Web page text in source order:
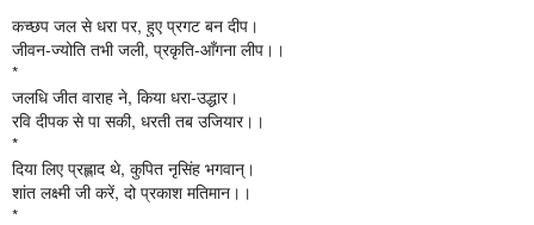
कच्छप जल से धरा पर, हुए प्रगट बन दीप।
जीवन-ज्योति तभी जली, प्रकृति-आँगना लीप।।
*
जलधि जीत वाराह ने, किया धरा-उद्धार।
रवि दीपक से पा सकी, धरती तब उजियार।।
*
दिया लिए प्रह्लाद थे, कुपित नृसिंह भगवान्।
शांत लक्ष्मी जी करें, दो प्रकाश मतिमान।।
*